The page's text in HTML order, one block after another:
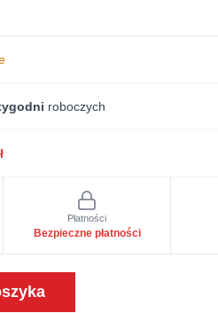
roboczych
Płatności
Bezpieczne płatności